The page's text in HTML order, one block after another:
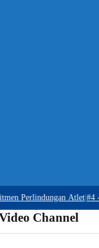
Atlet|#4 -
Channel